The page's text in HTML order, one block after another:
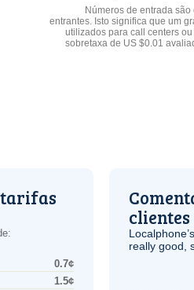
Números de entrada
entrantes. Isto significa que um
utilizados para call centers
sobretaxa de US $0.01
tarifas
0.7¢
1.5¢
clientes
really good,